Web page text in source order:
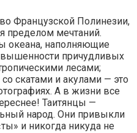
Французской Полинезии,
пределом мечтаний.
океана, наполняющие
причудливых
лесами;
скатами и акулами — это
А в жизни все
Таитянцы —
народ. Они привыкли
и никогда никуда не